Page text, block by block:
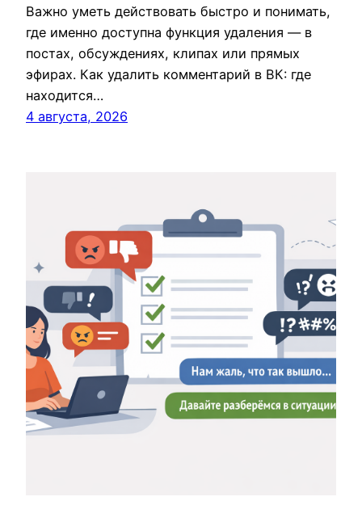
Важно уметь действовать быстро и понимать,
где именно доступна функция удаления — в
постах, обсуждениях, клипах или прямых
эфирах. Как удалить комментарий в ВК: где
находится…
4 августа, 2026